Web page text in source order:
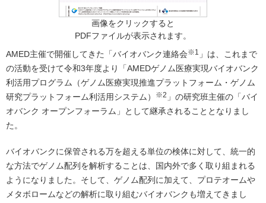
AMED主催で開催してきた「バイオバンク連絡会※1 」は、これまで
の活動を受けて令和3年度より「AMEDゲノム医療実現バイオバンク
利活用プログラム（ゲノム医療実現推進プラットフォーム・ゲノム
研究プラットフォーム利活用システム）
※2 」の研究班主催の「バイ
オバンク オープンフォーラム」として継承されることとなりまし
た。
バイオバンクに保管される万を超える単位の検体に対して、統一的
な方法でゲノム配列を解析することは、国内外で多く取り組まれる
ようになりました。そして、ゲノム配列に加えて、プロテオームや
メタボロームなどの解析に取り組むバイオバンクも増えてきまし
画像をクリックすると
PDFファイルが表示されます。